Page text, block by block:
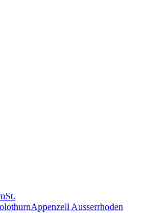
St.
Appenzell Ausserrhoden